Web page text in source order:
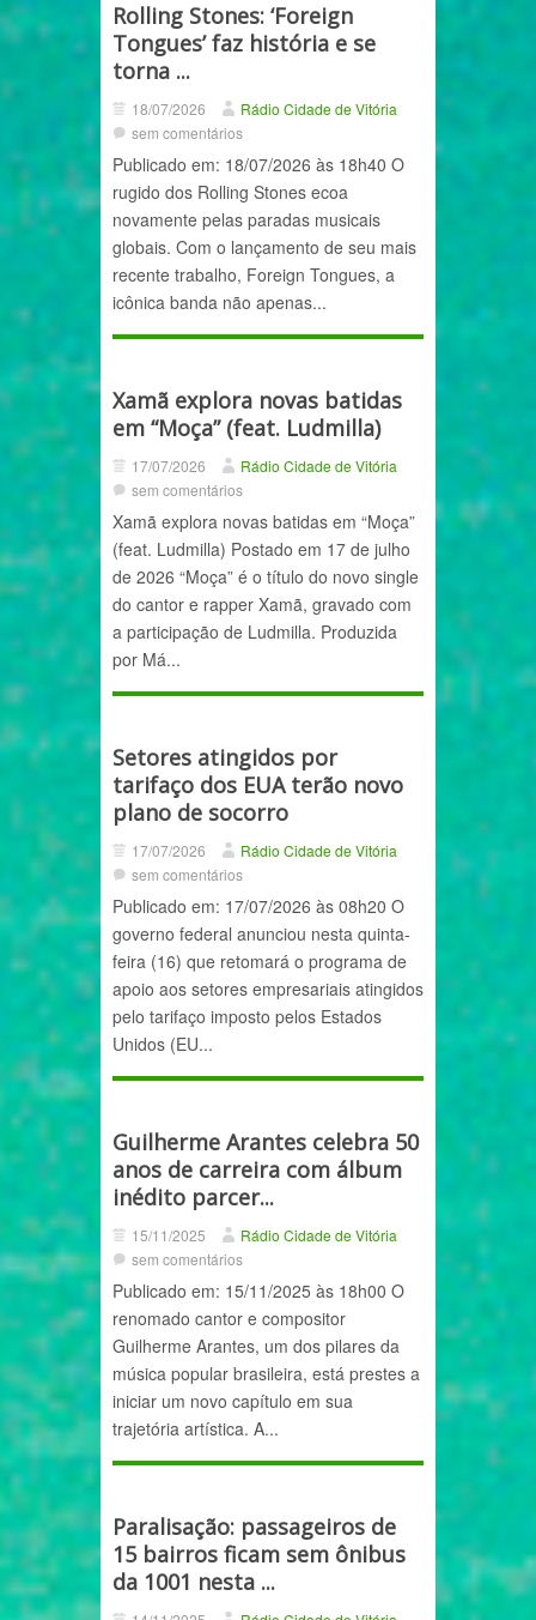
Rolling Stones: ‘Foreign
Tongues’ faz história e se
torna ...
18/07/2026
Rádio Cidade de Vitória
sem comentários
Publicado em: 18/07/2026 às 18h40 O
rugido dos Rolling Stones ecoa
novamente pelas paradas musicais
globais. Com o lançamento de seu mais
recente trabalho, Foreign Tongues, a
icônica banda não apenas...
Xamã explora novas batidas
em “Moça” (feat. Ludmilla)
17/07/2026
Rádio Cidade de Vitória
sem comentários
Xamã explora novas batidas em “Moça”
(feat. Ludmilla) Postado em 17 de julho
de 2026 “Moça” é o título do novo single
do cantor e rapper Xamã, gravado com
a participação de Ludmilla. Produzida
por Má...
Setores atingidos por
tarifaço dos EUA terão novo
plano de socorro
17/07/2026
Rádio Cidade de Vitória
sem comentários
Publicado em: 17/07/2026 às 08h20 O
governo federal anunciou nesta quinta-
feira (16) que retomará o programa de
apoio aos setores empresariais atingidos
pelo tarifaço imposto pelos Estados
Unidos (EU...
Guilherme Arantes celebra 50
anos de carreira com álbum
inédito parcer...
15/11/2025
Rádio Cidade de Vitória
sem comentários
Publicado em: 15/11/2025 às 18h00 O
renomado cantor e compositor
Guilherme Arantes, um dos pilares da
música popular brasileira, está prestes a
iniciar um novo capítulo em sua
trajetória artística. A...
Paralisação: passageiros de
15 bairros ficam sem ônibus
da 1001 nesta ...